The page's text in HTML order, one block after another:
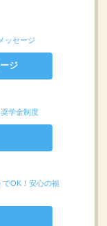
ッセージ
ジ
学金制度
でOK！安心の福